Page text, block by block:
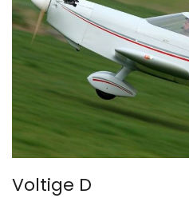
Voltige D